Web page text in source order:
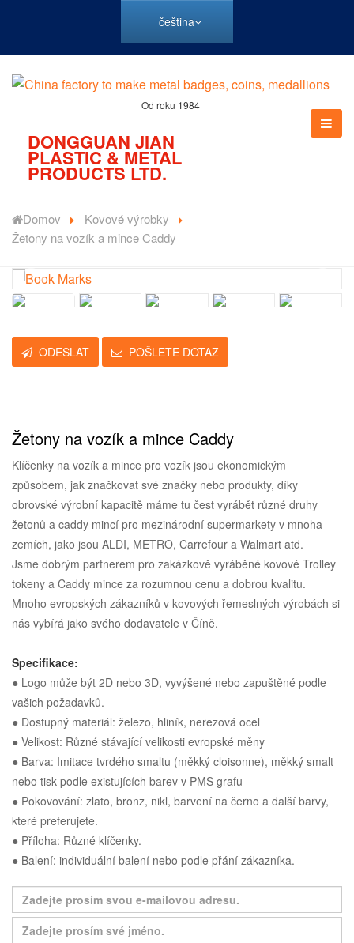
čeština
Od roku 1984
DONGGUAN JIAN
PLASTIC & METAL
PRODUCTS LTD.
Domov
Kovové výrobky
Žetony na vozík a mince Caddy
ODESLAT POŠLETE DOTAZ
Žetony na vozík a mince Caddy
Klíčenky na vozík a mince pro vozík jsou ekonomickým
způsobem, jak značkovat své značky nebo produkty, díky
obrovské výrobní kapacitě máme tu čest vyrábět různé druhy
žetonů a caddy mincí pro mezinárodní supermarkety v mnoha
zemích, jako jsou ALDI, METRO, Carrefour a Walmart atd.
Jsme dobrým partnerem pro zakázkově vyráběné kovové Trolley
tokeny a Caddy mince za rozumnou cenu a dobrou kvalitu.
Mnoho evropských zákazníků v kovových řemeslných výrobách si
nás vybírá jako svého dodavatele v Číně.
Specifikace:
● Logo může být 2D nebo 3D, vyvýšené nebo zapuštěné podle
vašich požadavků.
● Dostupný materiál: železo, hliník, nerezová ocel
● Velikost: Různé stávající velikosti evropské měny
● Barva: Imitace tvrdého smaltu (měkký cloisonne), měkký smalt
nebo tisk podle existujících barev v PMS grafu
● Pokovování: zlato, bronz, nikl, barvení na černo a další barvy,
které preferujete.
● Příloha: Různé klíčenky.
● Balení: individuální balení nebo podle přání zákazníka.